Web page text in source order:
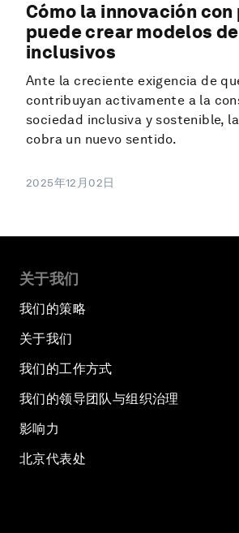
Cómo la innovación
puede crear modelos
inclusivos
Ante la creciente exigencia de
contribuyan activamente a la
sociedad inclusiva y sostenible,
cobra un nuevo sentido.
2025年12月02日
关于我们
我们的策略
关于我们
我们的工作方式
我们的领导团队与组织治理
影响力
北京代表处